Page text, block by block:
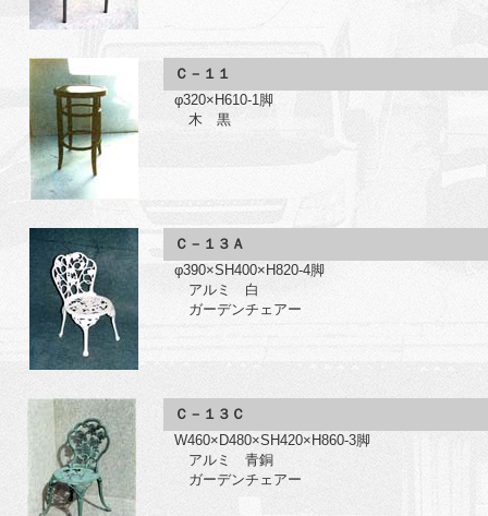
Ｃ－１１
φ320×H610-1脚
木 黒
Ｃ－１３Ａ
φ390×SH400×H820-4脚
アルミ 白
ガーデンチェアー
Ｃ－１３Ｃ
W460×D480×SH420×H860-3脚
アルミ 青銅
ガーデンチェアー